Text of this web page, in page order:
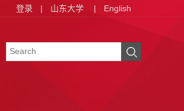
登录 | 山东大学 | English